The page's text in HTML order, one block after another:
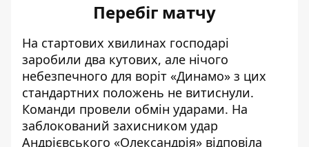
Перебіг матчу
На стартових хвилинах господарі
заробили два кутових, але нічого
небезпечного для воріт «Динамо» з цих
стандартних положень не витиснули.
Команди провели обмін ударами. На
заблокований захисником удар
Андрієвського «Олександрія» відповіла